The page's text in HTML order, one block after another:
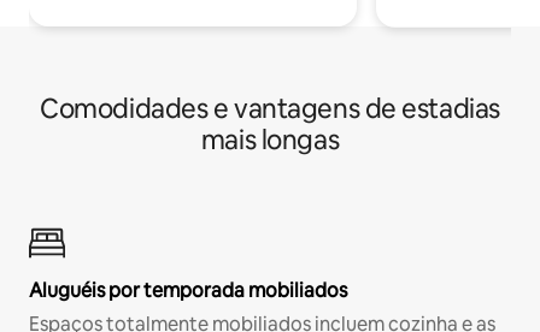
Comodidades e vantagens de estadias
mais longas
Aluguéis por temporada mobiliados
Espaços totalmente mobiliados incluem cozinha e as